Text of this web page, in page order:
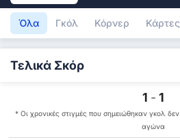
Όλα Γκόλ Κόρνερ Κάρτες
Τελικά Σκόρ
1 - 1
* Οι χρονικές στιγμές που σημειώθηκαν γκολ
αγώνα